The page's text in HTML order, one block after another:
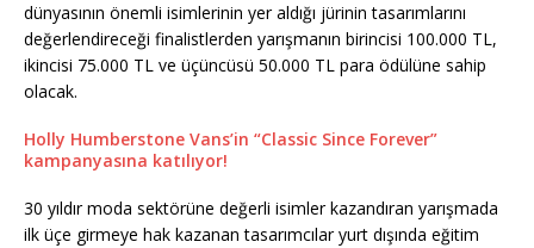
dünyasının önemli isimlerinin yer aldığı jürinin tasarımlarını
değerlendireceği finalistlerden yarışmanın birincisi 100.000 TL,
ikincisi 75.000 TL ve üçüncüsü 50.000 TL para ödülüne sahip
olacak.
Holly Humberstone Vans’in “Classic Since Forever”
kampanyasına katılıyor!
30 yıldır moda sektörüne değerli isimler kazandıran yarışmada
ilk üçe girmeye hak kazanan tasarımcılar yurt dışında eğitim